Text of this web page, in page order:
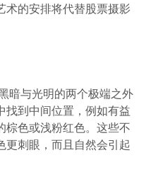
的安排将代替股票摄影
与光明的两个极端之外
找到中间位置，例如有益
棕色或浅粉红色。这些不
更刺眼，而且自然会引起